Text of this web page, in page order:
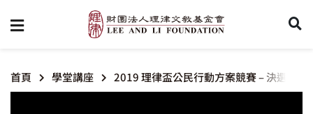
首頁 學堂講座 2019 理律盃公民行動方案競賽 – 決選報